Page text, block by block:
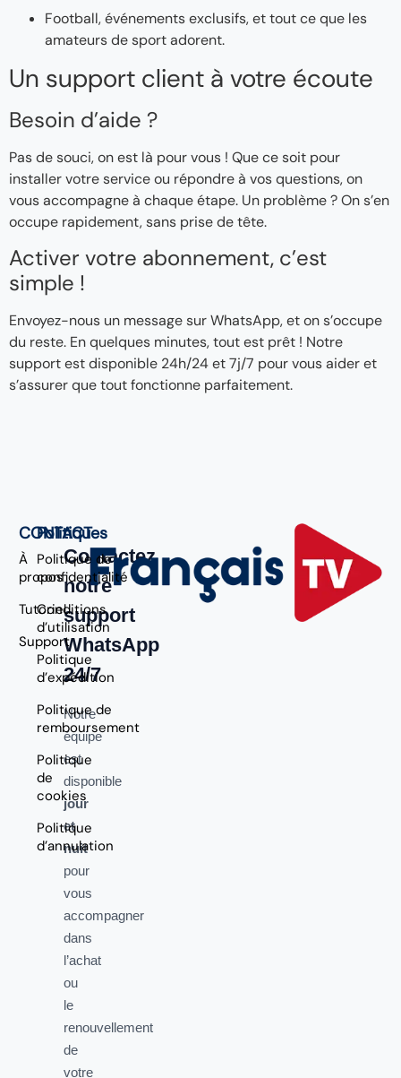
Football, événements exclusifs, et tout ce que les
amateurs de sport adorent.
Un support client à votre écoute
Besoin d’aide ?
Pas de souci, on est là pour vous ! Que ce soit pour
installer votre service ou répondre à vos questions, on
vous accompagne à chaque étape. Un problème ? On s’en
occupe rapidement, sans prise de tête.
Activer votre abonnement, c’est
simple !
Envoyez-nous un message sur WhatsApp, et on s’occupe
du reste. En quelques minutes, tout est prêt ! Notre
support est disponible 24h/24 et 7j/7 pour vous aider et
s’assurer que tout fonctionne parfaitement.
CONTACT
À
propos
Tutoriel
Support
Politiques
Politique de
confidentialité
Conditions
d’utilisation
Politique
d’expédition
Politique de
remboursement
Politique
de
cookies
Politique
d’annulation
Contactez
notre
support
WhatsApp
24/7
Notre
équipe
est
disponible
jour
et
nuit
pour
vous
accompagner
dans
l’achat
ou
le
renouvellement
de
votre